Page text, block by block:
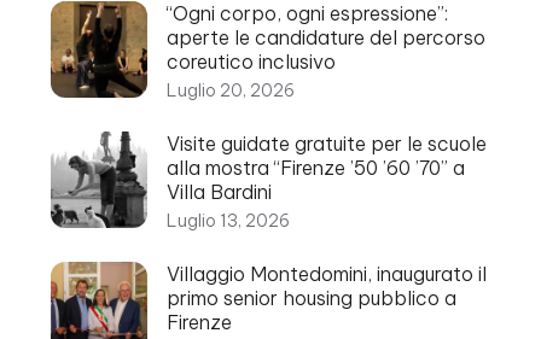
“Ogni corpo, ogni espressione”:
aperte le candidature del percorso
coreutico inclusivo
Luglio 20, 2026
Visite guidate gratuite per le scuole
alla mostra “Firenze ’50 ’60 ’70” a
Villa Bardini
Luglio 13, 2026
Villaggio Montedomini, inaugurato il
primo senior housing pubblico a
Firenze